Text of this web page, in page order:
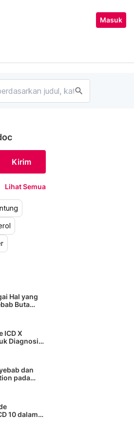
Masuk
search
Kirim
Lihat Semua
Hal yang
Buta
ICD X
Diagnosis
dan
pada
10 dalam